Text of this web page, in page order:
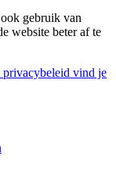
gebruik van
website beter af te
privacybeleid vind je